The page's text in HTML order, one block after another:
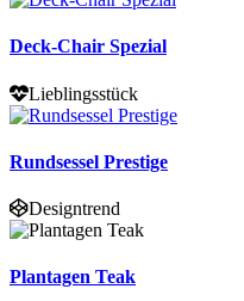
Deck-Chair Spezial
Lieblingsstück
Rundsessel Prestige
Designtrend
Plantagen Teak